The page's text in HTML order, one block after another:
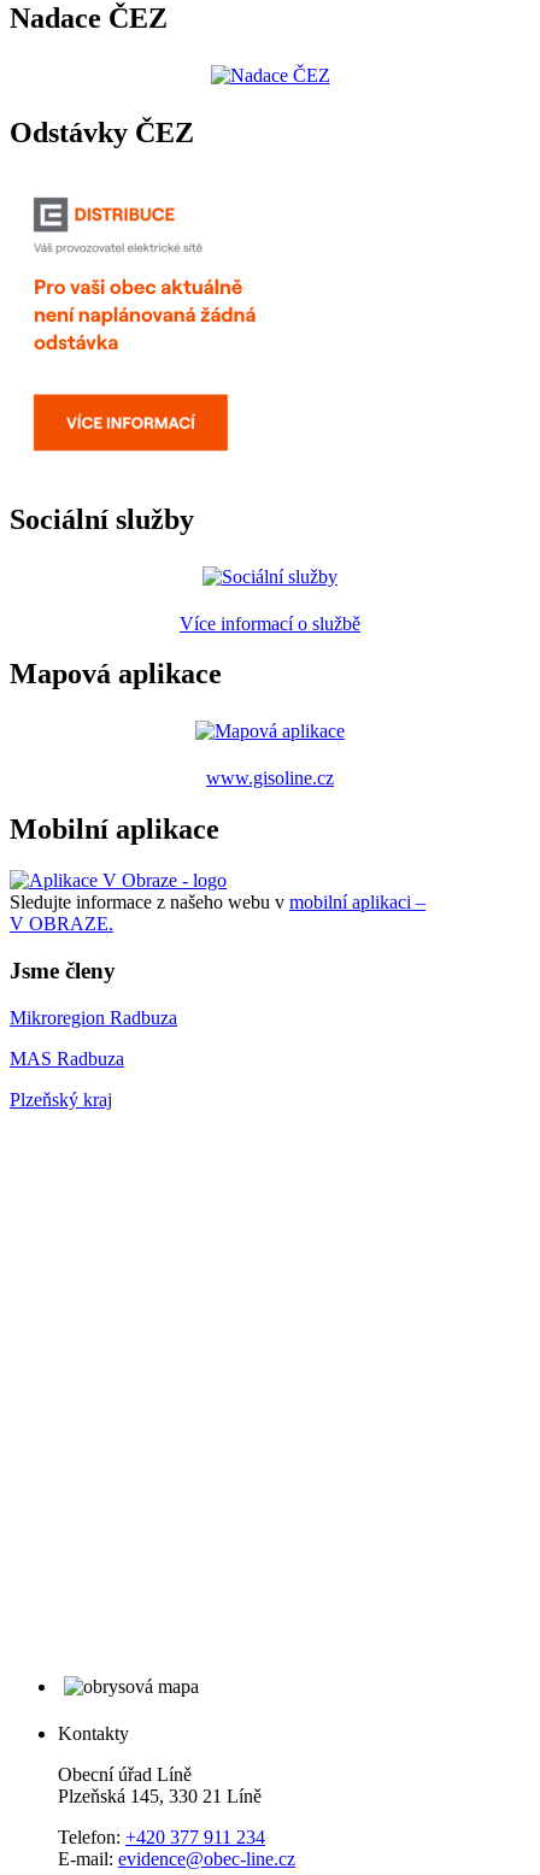
Nadace ČEZ
Odstávky ČEZ
Sociální služby
Více informací o službě
Mapová aplikace
www.gisoline.cz
Mobilní aplikace
Sledujte informace z našeho webu v mobilní aplikaci –
V OBRAZE.
Jsme členy
Mikroregion Radbuza
MAS Radbuza
Plzeňský kraj
Kontakty
Obecní úřad Líně
Plzeňská 145, 330 21 Líně
Telefon: +420 377 911 234
E-mail: evidence@obec-line.cz